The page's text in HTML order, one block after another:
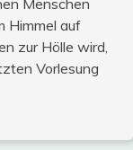
Himmel auf
zur Hölle wird,
Vorlesung